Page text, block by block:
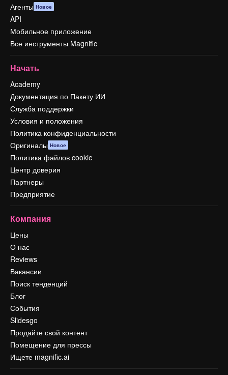
Агенты Новое
API
Мобильное приложение
Все инструменты Magnific
Начать
Academy
Документация по Пакету ИИ
Служба поддержки
Условия и положения
Политика конфиденциальности
Оригиналы Новое
Политика файлов cookie
Центр доверия
Партнеры
Предприятие
Компания
Цены
О нас
Reviews
Вакансии
Поиск тенденций
Блог
События
Slidesgo
Продайте свой контент
Помещение для прессы
Ищете magnific.ai